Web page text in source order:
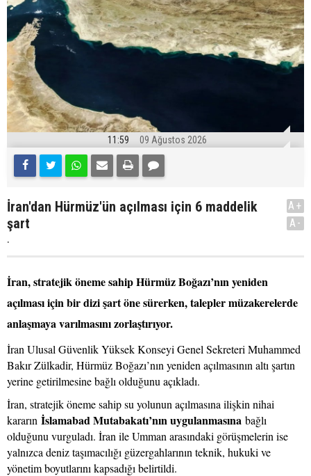
11:59 09 Ağustos 2026
İran'dan Hürmüz'ün açılması için 6 maddelik
şart
.
A+
A-
İran, stratejik öneme sahip Hürmüz Boğazı’nın yeniden
açılması için bir dizi şart öne sürerken, talepler müzakerelerde
anlaşmaya varılmasını zorlaştırıyor.
İran Ulusal Güvenlik Yüksek Konseyi Genel Sekreteri Muhammed
Bakır Zülkadir, Hürmüz Boğazı’nın yeniden açılmasının altı şartın
yerine getirilmesine bağlı olduğunu açıkladı.
İran, stratejik öneme sahip su yolunun açılmasına ilişkin nihai
kararın İslamabad Mutabakatı’nın uygulanmasına bağlı
olduğunu vurguladı. İran ile Umman arasındaki görüşmelerin ise
yalnızca deniz taşımacılığı güzergahlarının teknik, hukuki ve
yönetim boyutlarını kapsadığı belirtildi.